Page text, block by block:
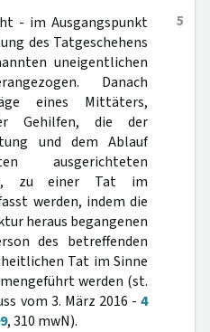
5
- im Ausgangspunkt
des Tatgeschehens
uneigentlichen
Danach
eines Mittäters,
Gehilfen, die der
und dem Ablauf
ausgerichteten
zu einer Tat im
werden, indem die
heraus begangenen
des betreffenden
Tat im Sinne
werden (st.
vom 3. März 2016 - 4
, 310 mwN).